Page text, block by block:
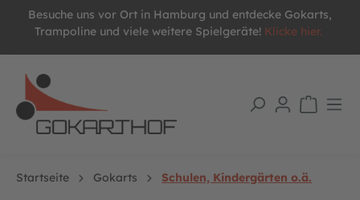
springen
Besuche uns vor Ort in Hamburg und entdecke Gokarts,
Trampoline und viele weitere Spielgeräte! Klicke hier.
Startseite Gokarts
Schulen, Kindergärten o.ä.